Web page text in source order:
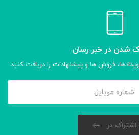
شدن در خبر رسان
فروش ها و پیشنهادات را دریافت کنید.
اشتراک در